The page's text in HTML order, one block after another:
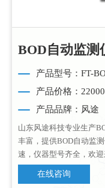
BOD自动监测
产品型号：FT-
产品价格：
产品品牌：风途
山东风途科技专业生产
丰富，提供BOD自动监
速，仪器型号齐全，欢迎
在线咨询